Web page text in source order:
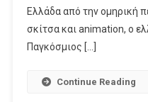
Ελλάδα από την ομηρική
σκίτσα και animation, ο
Παγκόσμιος […]
Continue Reading